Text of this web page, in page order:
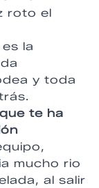
roto el
la
y toda
te ha
mucho rio
al salir